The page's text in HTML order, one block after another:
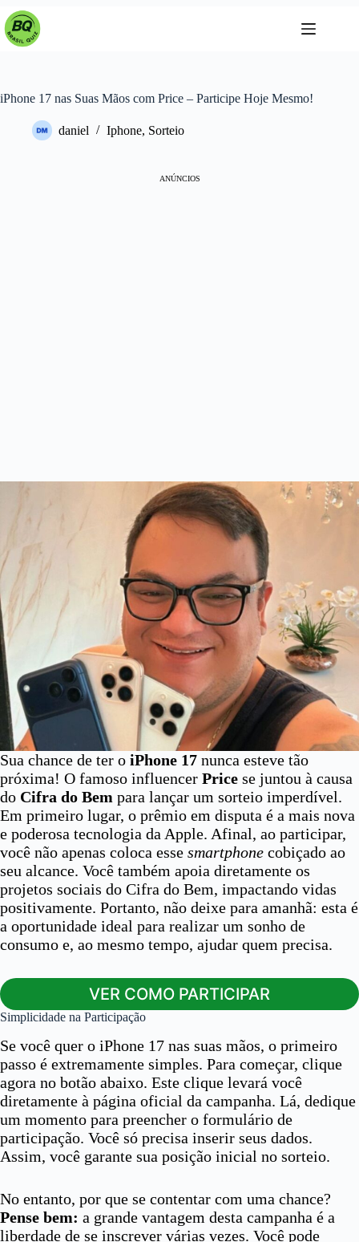
Pular
para
iPhone 17 nas Suas Mãos com Price – Participe Hoje Mesmo!
daniel Iphone, Sorteio
ANÚNCIOS
Sua chance de ter o iPhone 17 nunca esteve tão
próxima! O famoso influencer Price se juntou à causa
do Cifra do Bem para lançar um sorteio imperdível.
Em primeiro lugar, o prêmio em disputa é a mais nova
e poderosa tecnologia da Apple. Afinal, ao participar,
você não apenas coloca esse smartphone cobiçado ao
seu alcance. Você também apoia diretamente os
projetos sociais do Cifra do Bem, impactando vidas
positivamente. Portanto, não deixe para amanhã: esta é
a oportunidade ideal para realizar um sonho de
consumo e, ao mesmo tempo, ajudar quem precisa.
VER COMO PARTICIPAR
Simplicidade na Participação
Se você quer o iPhone 17 nas suas mãos, o primeiro
passo é extremamente simples. Para começar, clique
agora no botão abaixo. Este clique levará você
diretamente à página oficial da campanha. Lá, dedique
um momento para preencher o formulário de
participação. Você só precisa inserir seus dados.
Assim, você garante sua posição inicial no sorteio.
No entanto, por que se contentar com uma chance?
Pense bem: a grande vantagem desta campanha é a
liberdade de se inscrever várias vezes. Você pode